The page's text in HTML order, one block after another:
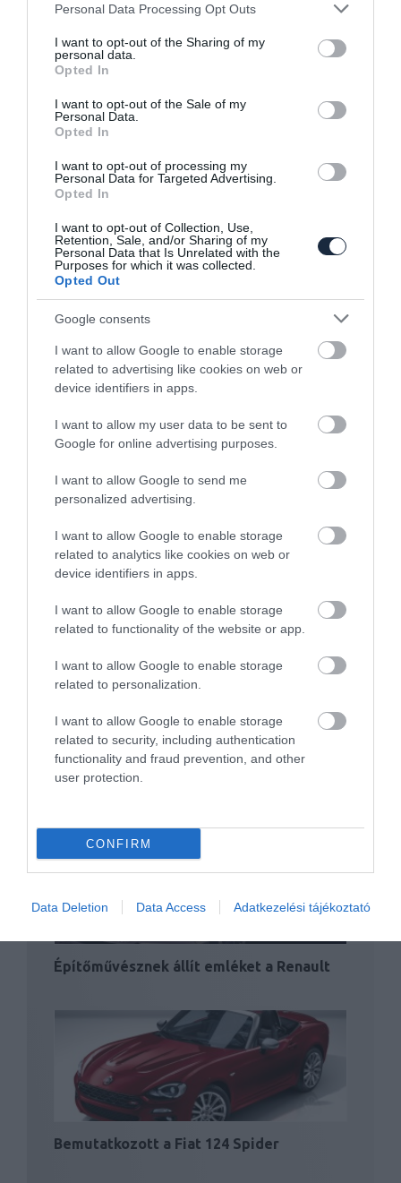
Please note that this website/app uses one or more Google
not limited to your visit or usage behaviour. You may click to
grant or deny consent to Google and its third-party tags to
use your data for below specified purposes in below Google
consent section.
Personal Data Processing Opt Outs
I want to opt-out of the Sharing of my
personal data.
Opted In
I want to opt-out of the Sale of my
Personal Data.
Opted In
I want to opt-out of processing my
Personal Data for Targeted Advertising.
Opted In
I want to opt-out of Collection, Use,
Retention, Sale, and/or Sharing of my
Personal Data that Is Unrelated with the
Purposes for which it was collected.
Opted Out
Google consents
I want to allow Google to enable storage
related to advertising like cookies on web or
device identifiers in apps.
I want to allow my user data to be sent to
Google for online advertising purposes.
I want to allow Google to send me
personalized advertising.
I want to allow Google to enable storage
related to analytics like cookies on web or
device identifiers in apps.
I want to allow Google to enable storage
related to functionality of the website or app.
I want to allow Google to enable storage
related to personalization.
I want to allow Google to enable storage
related to security, including authentication
functionality and fraud prevention, and other
user protection.
CONFIRM
Data Deletion Data Access Adatkezelési tájékoztató
Hommage
Itt az új Suzuki Ignis
Egy legendás modell előtt tiszteleg a
Tanulmányautó a legendás 2002 turbó
tiszteletére
Építőművésznek állít emléket a Renault
Bemutatkozott a Fiat 124 Spider